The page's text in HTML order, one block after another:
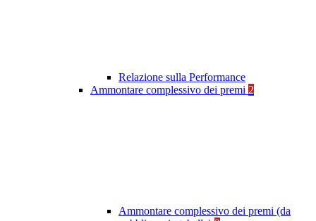
Relazione sulla Performance
Ammontare complessivo dei premi 2
Ammontare complessivo dei premi (da